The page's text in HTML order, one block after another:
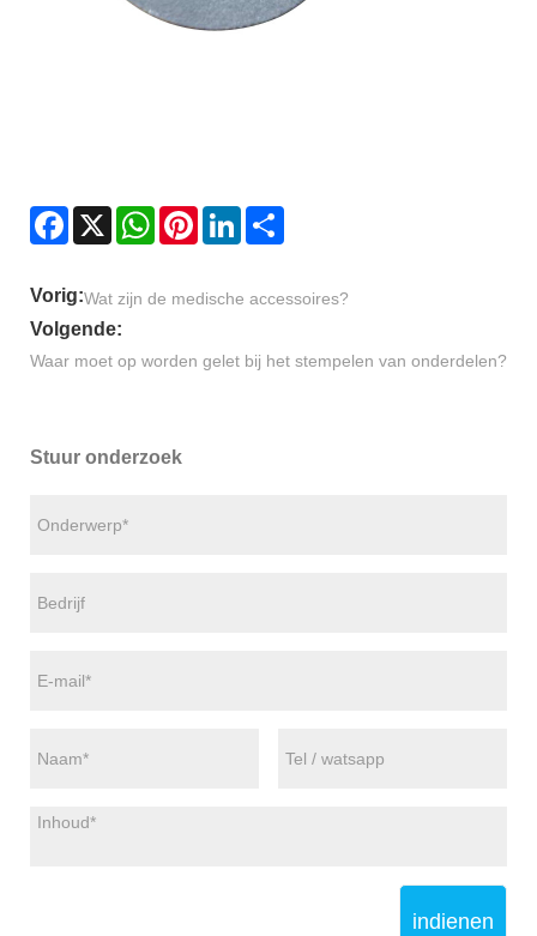
Facebook
X WhatsAppPinterestLinkedIn
Vorig:Wat zijn de medische accessoires?
Volgende:
Waar moet op worden gelet bij het stempelen van onderdelen?
Stuur onderzoek
indienen